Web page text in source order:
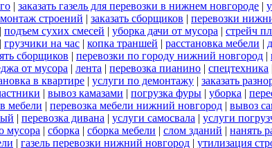
| заказать газель для перевозки в нижнем новгороде |
строений | заказать сборщиков | перевозки
| подъем сухих смесей | уборка дачи от мусора | стрейч
| грузчики на час | копка траншей | расстановка мебели |
сборщиков | перевозки по городу нижний новгород |
от мусора | лента | перевозка пианино | спецтехника
в квартире | услуги по демонтажу | заказать
| вывоз камазами | погрузка фуры | уборка |
мебели | перевозка мебели нижний новгород | вывоз
| перевозка дивана | услуги самосвала | услуги
мусора | сборка | сборка мебели | слом зданий | нанять
| газель перевозки нижний новгород | утилизация